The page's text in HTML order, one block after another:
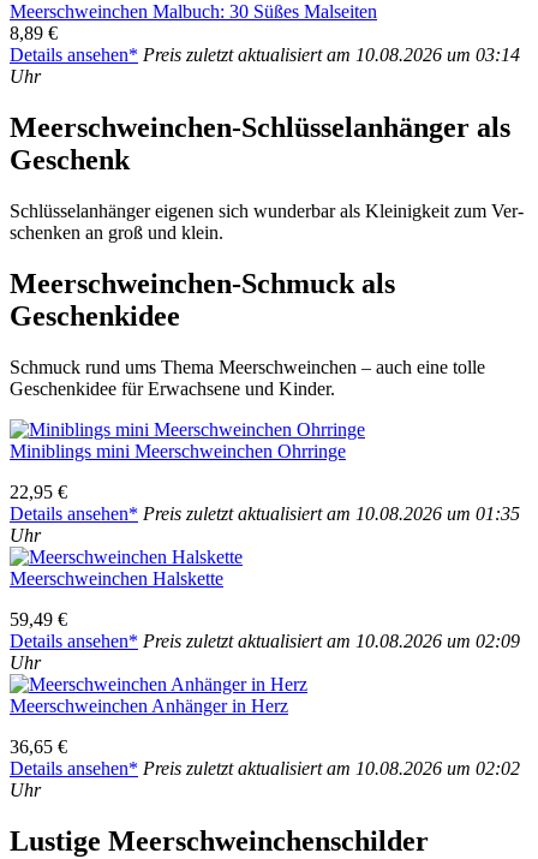
Meer­schwein­chen Mal­buch: 30 Süßes Mal­sei­ten
8,89 €
Details anse­hen* Preis zuletzt aktua­li­siert am 10.08.2026 um 03:14
Uhr
Meer­schwein­chen-Schlüs­sel­an­hän­ger als
Geschenk
Schlüs­sel­an­hän­ger eige­nen sich wun­der­bar als Klei­nig­keit zum Ver­
schen­ken an groß und klein.
Meer­schwein­chen-Schmuck als
Geschenk­idee
Schmuck rund ums The­ma Meer­schwein­chen – auch eine tol­le
Geschenk­idee für Erwach­se­ne und Kin­der.
Miniblings mini Meer­schwein­chen Ohr­rin­ge
22,95 €
Details anse­hen* Preis zuletzt aktua­li­siert am 10.08.2026 um 01:35
Uhr
Meer­schwein­chen Hals­ket­te
59,49 €
Details anse­hen* Preis zuletzt aktua­li­siert am 10.08.2026 um 02:09
Uhr
Meer­schwein­chen Anhän­ger in Herz
36,65 €
Details anse­hen* Preis zuletzt aktua­li­siert am 10.08.2026 um 02:02
Uhr
Lus­ti­ge Meer­schwein­chen­schil­der